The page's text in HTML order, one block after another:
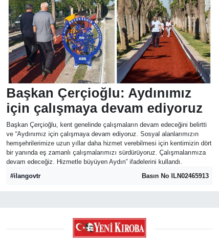
Başkan Çerçioğlu: Aydınımız
için çalışmaya devam ediyoruz
Başkan Çerçioğlu, kent genelinde çalışmaların devam edeceğini belirtti
ve “Aydınımız için çalışmaya devam ediyoruz. Sosyal alanlarımızın
hemşehrilerimize uzun yıllar daha hizmet verebilmesi için kentimizin dört
bir yanında eş zamanlı çalışmalarımızı sürdürüyoruz. Çalışmalarımıza
devam edeceğiz. Hizmetle büyüyen Aydın” ifadelerini kullandı.
#ilangovtr
Basın No ILN02465913
SPOR
TARIM
TURİZM
YAŞAM
RESMİ İLANLAR
HABER İLAN